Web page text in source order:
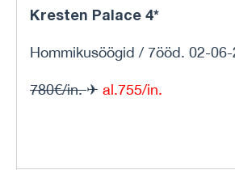
Kresten Palace 4*
Hommikusöögid / 7ööd. 02-
780€/in.✈ al.755/in.